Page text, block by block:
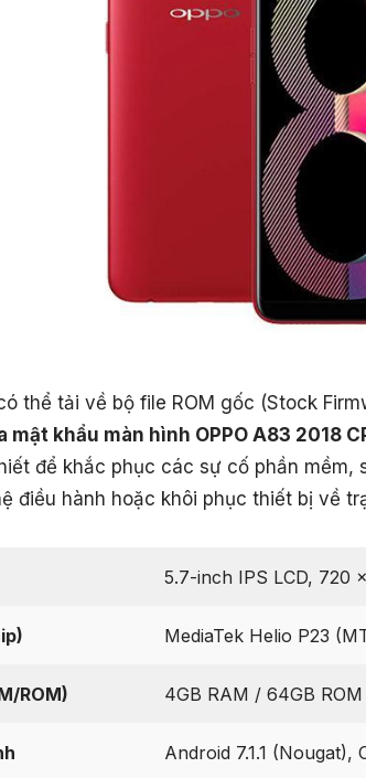
thể tải về bộ file ROM gốc (Stock
mật khẩu màn hình OPPO A83 2018
để khắc phục các sự cố phần mềm,
điều hành hoặc khôi phục thiết bị về
5.7-inch IPS LCD, 720
MediaTek Helio P23
ROM) 4GB RAM / 64GB ROM
Android 7.1.1 (Nougat),